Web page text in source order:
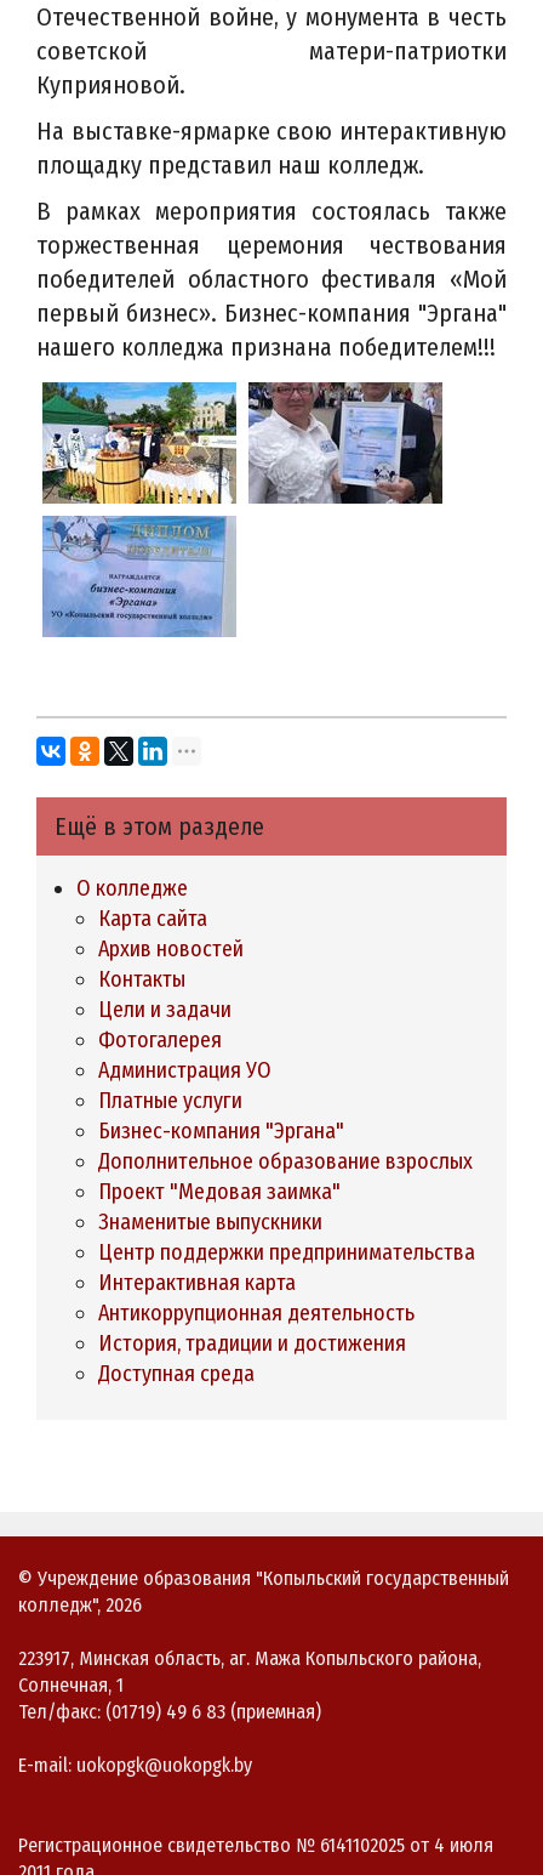
Отечественной войне, у монумента в честь
советской матери-патриотки
Куприяновой.
На выставке-ярмарке свою интерактивную
площадку представил наш колледж.
В рамках мероприятия состоялась также
торжественная церемония чествования
победителей областного фестиваля «Мой
первый бизнес». Бизнес-компания "Эргана"
нашего колледжа признана победителем!!!
Ещё в этом разделе
О колледже
Карта сайта
Архив новостей
Контакты
Цели и задачи
Фотогалерея
Администрация УО
Платные услуги
Бизнес-компания "Эргана"
Дополнительное образование взрослых
Проект "Медовая заимка"
Знаменитые выпускники
Центр поддержки предпринимательства
Интерактивная карта
Антикоррупционная деятельность
История, традиции и достижения
Доступная среда
© Учреждение образования "Копыльский государственный
колледж", 2026
223917, Минская область, аг. Мажа Копыльского района,
Солнечная, 1
Тел/факс: (01719) 49 6 83 (приемная)
E-mail: uokopgk@uokopgk.by
Регистрационное свидетельство № 6141102025 от 4 июля